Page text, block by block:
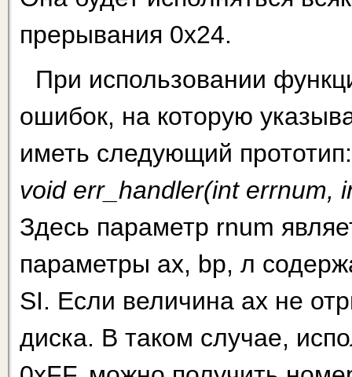
прерывания 0x24.
При использовании
ошибок, на которую
иметь следующий прототип:
void err_handler(int errnum,
Здесь параметр rnum
параметры ах, bp, л
SI. Если величина ах не
диска. В таком случае,